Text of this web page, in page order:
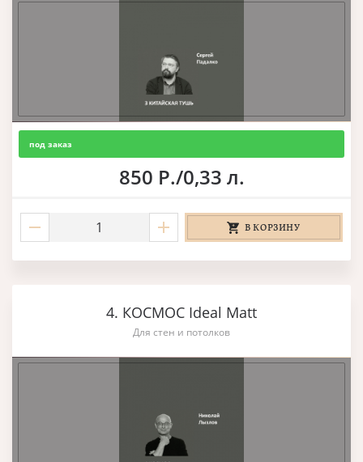
под заказ
850 Р./0,33 л.
В КОРЗИНУ
4. КОСМОС Ideal Matt
Для стен и потолков